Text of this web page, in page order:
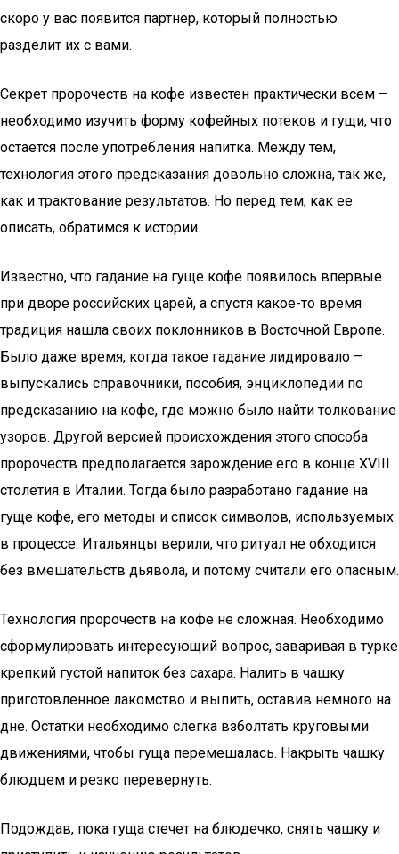
скоро у вас появится партнер, который полностью
разделит их с вами.
Секрет пророчеств на кофе известен практически всем –
необходимо изучить форму кофейных потеков и гущи, что
остается после употребления напитка. Между тем,
технология этого предсказания довольно сложна, так же,
как и трактование результатов. Но перед тем, как ее
описать, обратимся к истории.
Известно, что гадание на гуще кофе появилось впервые
при дворе российских царей, а спустя какое-то время
традиция нашла своих поклонников в Восточной Европе.
Было даже время, когда такое гадание лидировало –
выпускались справочники, пособия, энциклопедии по
предсказанию на кофе, где можно было найти толкование
узоров. Другой версией происхождения этого способа
пророчеств предполагается зарождение его в конце XVIII
столетия в Италии. Тогда было разработано гадание на
гуще кофе, его методы и список символов, используемых
в процессе. Итальянцы верили, что ритуал не обходится
без вмешательств дьявола, и потому считали его опасным.
Технология пророчеств на кофе не сложная. Необходимо
сформулировать интересующий вопрос, заваривая в турке
крепкий густой напиток без сахара. Налить в чашку
приготовленное лакомство и выпить, оставив немного на
дне. Остатки необходимо слегка взболтать круговыми
движениями, чтобы гуща перемешалась. Накрыть чашку
блюдцем и резко перевернуть.
Подождав, пока гуща стечет на блюдечко, снять чашку и